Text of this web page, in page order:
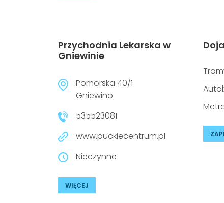
Przychodnia Lekarska w
Gniewinie
Pomorska 40/1
Gniewino
535523081
www.puckiecentrum.pl
Nieczynne
WIĘCEJ